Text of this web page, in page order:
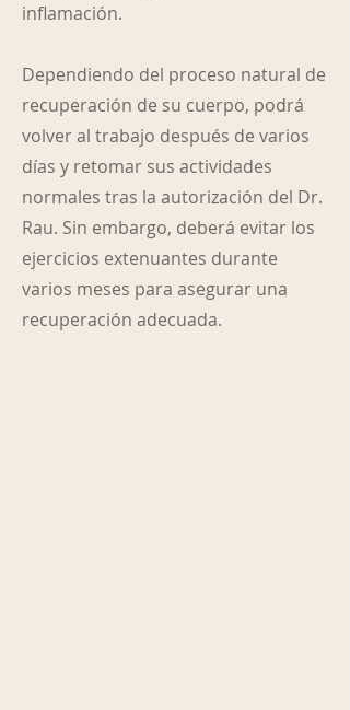
inflamación.
Dependiendo del proceso natural de
recuperación de su cuerpo, podrá
volver al trabajo después de varios
días y retomar sus actividades
normales tras la autorización del Dr.
Rau. Sin embargo, deberá evitar los
ejercicios extenuantes durante
varios meses para asegurar una
recuperación adecuada.